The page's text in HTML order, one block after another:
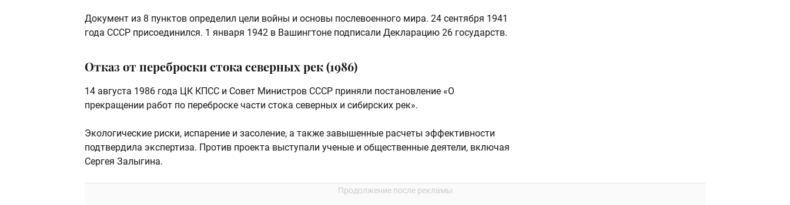
Документ из 8 пунктов определил цели войны и основы послевоенного мира. 24 сентября 1941
года СССР присоединился. 1 января 1942 в Вашингтоне подписали Декларацию 26 государств.
Отказ от переброски стока северных рек (1986)
14 августа 1986 года ЦК КПСС и Совет Министров СССР приняли постановление «О
прекращении работ по переброске части стока северных и сибирских рек».
Экологические риски, испарение и засоление, а также завышенные расчеты эффективности
подтвердила экспертиза. Против проекта выступали ученые и общественные деятели, включая
Сергея Залыгина.